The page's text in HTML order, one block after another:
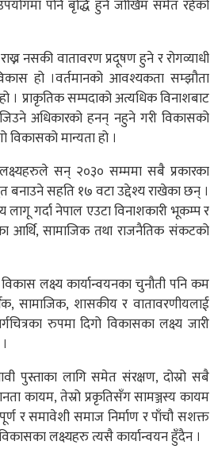
पनि बृद्धि हुने जोखिम समेत रहेको
नसकी वातावरण प्रदूषण हुने र रोगव्याधी
हो ।वर्तमानको आवश्यकता सम्झौता
। प्राकृतिक सम्पदाको अत्यधिक विनाशबाट
अधिकारको हनन् नहुने गरी विकासको
विकासको मान्यता हो ।
सन् २०३० सम्ममा सबै प्रकारका
बनाउने सहति १७ वटा उद्देश्य राखेका छन् ।
लागू गर्दा नेपाल एउटा विनाशकारी भूकम्प र
आर्थि, सामाजिक तथा राजनैतिक संकटको
लक्ष्य कार्यान्वयनका चुनौती पनि कम
सामाजिक, शासकीय र वातावरणीयलाई
रुपमा दिगो विकासका लक्ष्य जारी
पुस्ताका लागि समेत संरक्षण, दोस्रो सबै
कायम, तेस्रो प्रकृतिसँग सामञ्जस्य कायम
र समावेशी समाज निर्माण र पाँचौ सशक्त
विकासका लक्ष्यहरु त्यसै कार्यान्वयन हुँदैन ।